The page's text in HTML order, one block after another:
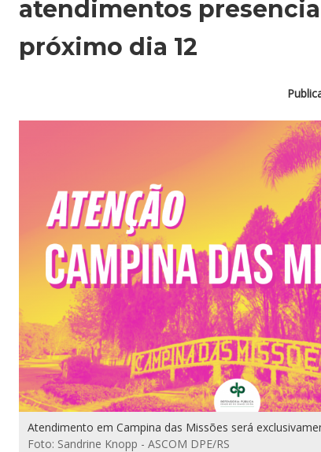
atendimentos
próximo dia 12
Atendimento em Campina das Missões será
Foto: Sandrine Knopp - ASCOM DPE/RS